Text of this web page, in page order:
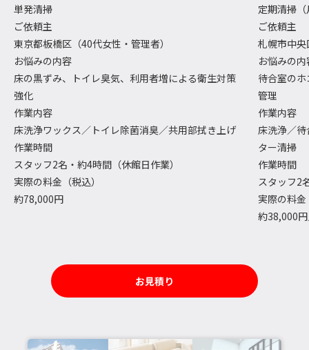
単発清掃
ご依頼主
東京都板橋区（40代女性・管理者）
お悩みの内容
床の黒ずみ、トイレ臭気、利用者増による衛生対策
強化
作業内容
床洗浄ワックス／トイレ除菌消臭／共用部拭き上げ
作業時間
スタッフ2名・約4時間（休館日作業）
実際の料金（税込）
約78,000円
定期清掃
ご依頼主
札幌市中
お悩みの内
待合室の
管理
作業内容
床洗浄／
ター清掃
作業時間
スタッフ2
実際の料
約38,000
お見積り